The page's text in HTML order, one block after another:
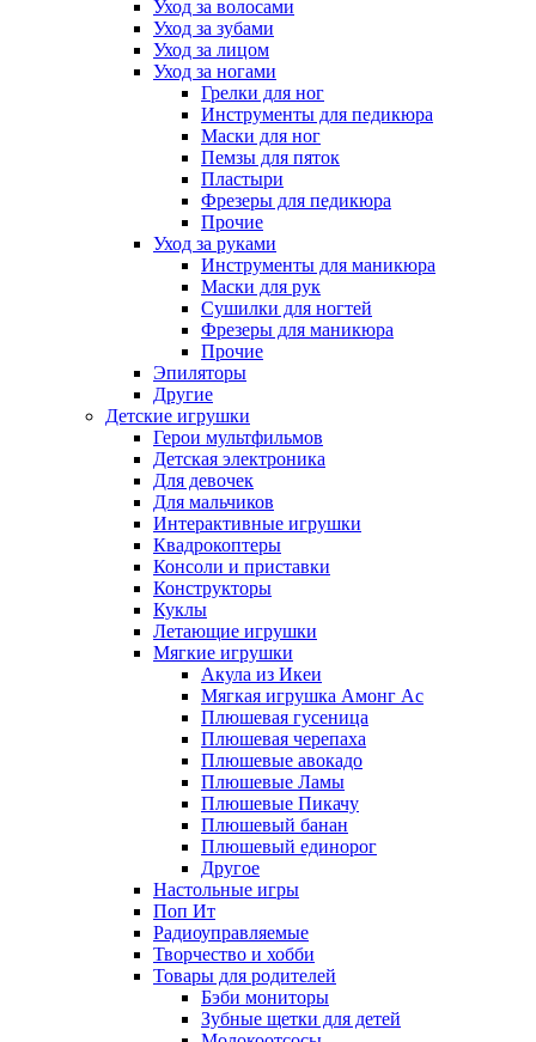
Уход за волосами
Уход за зубами
Уход за лицом
Уход за ногами
Грелки для ног
Инструменты для педикюра
Маски для ног
Пемзы для пяток
Пластыри
Фрезеры для педикюра
Прочие
Уход за руками
Инструменты для маникюра
Маски для рук
Сушилки для ногтей
Фрезеры для маникюра
Прочие
Эпиляторы
Другие
Детские игрушки
Герои мультфильмов
Детская электроника
Для девочек
Для мальчиков
Интерактивные игрушки
Квадрокоптеры
Консоли и приставки
Конструкторы
Куклы
Летающие игрушки
Мягкие игрушки
Акула из Икеи
Мягкая игрушка Амонг Ас
Плюшевая гусеница
Плюшевая черепаха
Плюшевые авокадо
Плюшевые Ламы
Плюшевые Пикачу
Плюшевый банан
Плюшевый единорог
Другое
Настольные игры
Поп Ит
Радиоуправляемые
Творчество и хобби
Товары для родителей
Бэби мониторы
Зубные щетки для детей